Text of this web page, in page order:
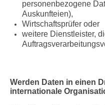
personenbezogene
Auskunfteien),
Wirtschaftsprüfer oder
weitere Dienstleister,
Werden Daten in einen
internationale